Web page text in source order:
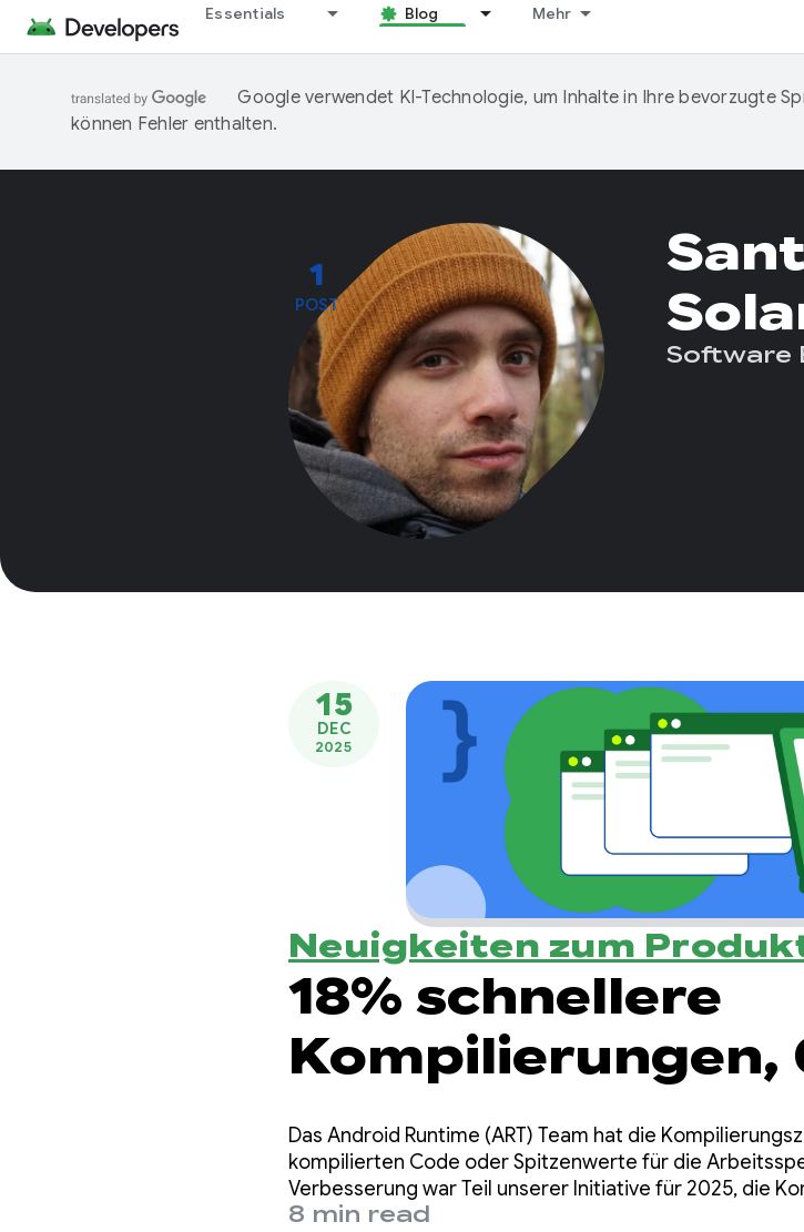
Essentials Blog Mehr
Google verwendet KI-Technologie, um Inhalte in Ihre bevorzugte
können Fehler enthalten.
1
POST
Software
15
DEC
2025
Neuigkeiten zum
18% schnellere
Kompilierungen,
Kompromisse
Das Android Runtime (ART) Team hat die
kompilierten Code oder Spitzenwerte für die
Verbesserung war Teil unserer Initiative für 2025, die
Arbeitsspeichernutzung oder die Qualität des
8 min read